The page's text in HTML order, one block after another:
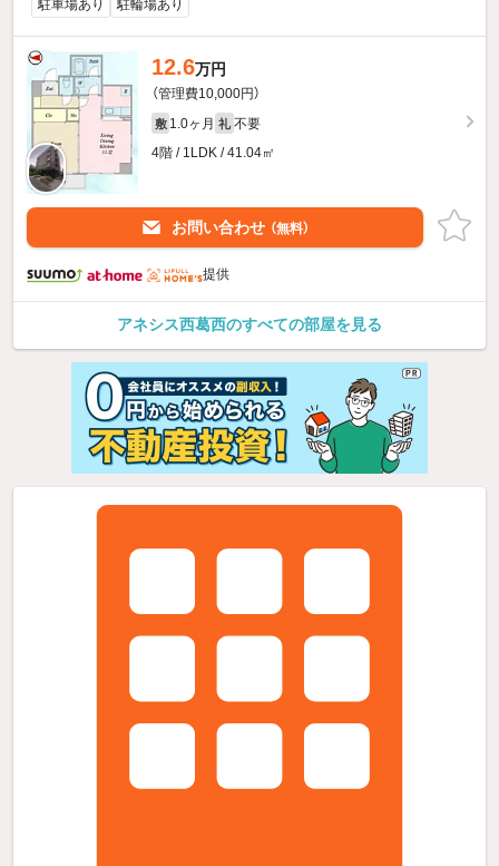
駐車場あり 駐輪場あり
12.6万円
（管理費10,000円）
敷 1.0ヶ月 礼 不要
4階 / 1LDK / 41.04㎡
お問い合わせ （無料）
提供
アネシス西葛西のすべての部屋を見る